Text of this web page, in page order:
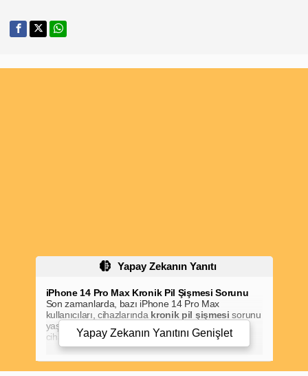
Yapay Zekanın Yanıtı
iPhone 14 Pro Max Kronik Pil Şişmesi Sorunu
Son zamanlarda, bazı iPhone 14 Pro Max
kullanıcıları, cihazlarında kronik pil şişmesi sorunu
yaşadıklarını bildirdi. Bu sorun, pilin şişmesine ve
cihazın arka kapağını yukarı kaldırmasına neden
olarak güvenlik riskleri oluşturabilir.
Apple, bu sorununyaygınbir sorun olmadığını ve
yalnızca sınırlı sayıda cihazı etkilediğini belirtti.
Yapay Zekanın Yanıtını Genişlet